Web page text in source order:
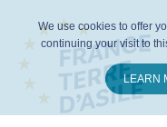
We use cookies to offer
continuing your visit to
LEARN